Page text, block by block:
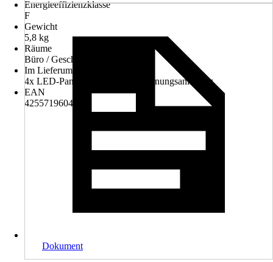
Energieeffizienzklasse
F
Gewicht
5,8 kg
Räume
Büro / Geschäftsraum
Im Lieferumfang enthalten
4x LED-Panel, 4x Netzteil, Bedienungsanleitung
EAN
4255719604865
Dokument